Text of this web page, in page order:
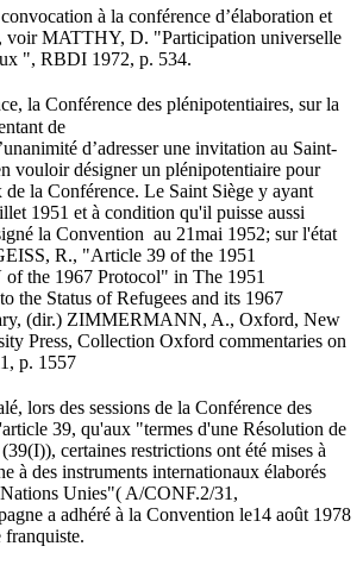
à la conférence d’élaboration et
voir MATTHY, D. "Participation universelle
", RBDI 1972, p. 534.
la Conférence des plénipotentiaires, sur la
de
d’adresser une invitation au Saint-
vouloir désigner un plénipotentiaire pour
la Conférence. Le Saint Siège y ayant
1951 et à condition qu'il puisse aussi
la Convention au 21mai 1952; sur l'état
R., "Article 39 of the 1951
the 1967 Protocol" in The 1951
the Status of Refugees and its 1967
(dir.) ZIMMERMANN, A., Oxford, New
Press, Collection Oxford commentaries on
p. 1557
lors des sessions de la Conférence des
39, qu'aux "termes d'une Résolution de
certaines restrictions ont été mises à
à des instruments internationaux élaborés
Nations Unies"( A/CONF.2/31,
a adhéré à la Convention le14 août 1978
franquiste.